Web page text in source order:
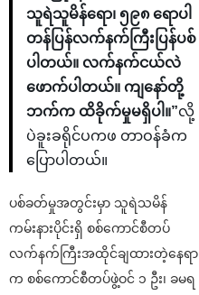
သူရဲသူမိန်ရော၊ ၅၉၈ ရောပါ
တန်ပြန်လက်နက်ကြီးပြန်ပစ်
ပါတယ်။ လက်နက်ငယ်လဲ
ဖောက်ပါတယ်။ ကျနော်တို့
ဘက်က ထိခိုက်မှုမရှိပါ။”လို့
ပဲခူးခရိုင်ပကဖ တာဝန်ခံက
ပြောပါတယ်။
ပစ်ခတ်မှုအတွင်းမှာ သူရဲသမိန်
ကမ်းနားပိုင်းရှိ စစ်ကောင်စီတပ်
လက်နက်ကြီးအထိုင်ချထားတဲ့နေရာ
က စစ်ကောင်စီတပ်ဖွဲ့ဝင် ၁ ဦး၊ ခမရ